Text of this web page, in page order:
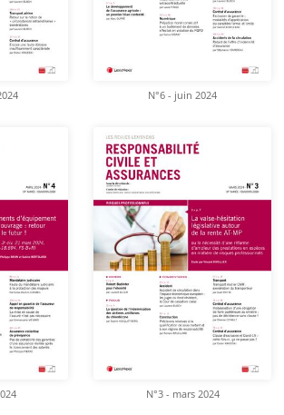
N°6 - juin 2024
N°3 - mars 2024